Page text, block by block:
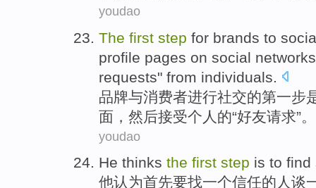
youdao
The first step for brands to
profile pages on social networks
requests" from individuals
品牌与消费者进行社交的第一步
面 ， 然后接受个人 的“好友请求”。
youdao
He thinks the first step is to find
他认为首先要找一个信任的人谈